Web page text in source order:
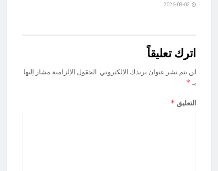
اترك تعليقاً
لن يتم نشر عنوان بريدك الإلكتروني. الحقول الإلزامية مشار إليها
بـ *
التعليق *